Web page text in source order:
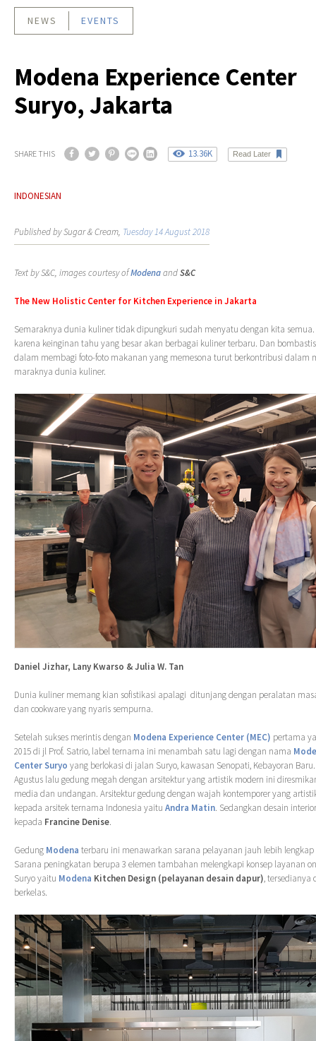
NEWS EVENTS
Modena Experience Center
Suryo, Jakarta
SHARE THIS 13.36K Read Later
INDONESIAN
Published by Sugar & Cream, Tuesday 14 August 2018
Text by S&C, images courtesy ofModenaandS&C
The New Holistic Center for Kitchen Experience in Jakarta
Semaraknya dunia kuliner tidak dipungkuri sudah menyatu dengan kita
karena keinginan tahu yang besar akan berbagai kuliner terbaru. Dan
dalam membagi foto-foto makanan yang memesona turut berkontribusi dalam
maraknya dunia kuliner.
Daniel Jizhar, Lany Kwarso & Julia W. Tan
Dunia kuliner memang kian sofistikasi apalagi ditunjang dengan peralatan
dan cookware yang nyaris sempurna.
Setelah sukses merintis dengan Modena Experience Center (MEC) pertama
2015 di jl Prof. Satrio, label ternama ini menambah satu lagi dengan nama
Center Suryo yang berlokasi di jalan Suryo, kawasan Senopati, Kebayoran
Agustus lalu gedung megah dengan arsitektur yang artistik modern ini
media dan undangan. Arsitektur gedung dengan wajah kontemporer yang
kepada arsitek ternama Indonesia yaitu Andra Matin. Sedangkan desain
kepada Francine Denise.
Gedung Modena terbaru ini menawarkan sarana pelayanan jauh lebih
Sarana peningkatan berupa 3 elemen tambahan melengkapi konsep layanan
Suryo yaitu Modena Kitchen Design (pelayanan desain dapur), tersedianya
berkelas.